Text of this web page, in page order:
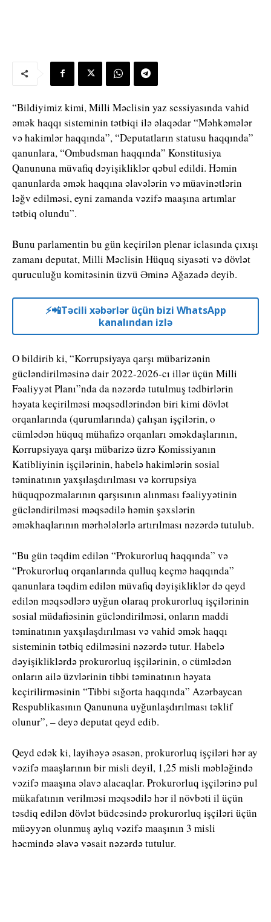
“Bildiyimiz kimi, Milli Məclisin yaz sessiyasında vahid
əmək haqqı sisteminin tətbiqi ilə əlaqədar “Məhkəmələr
və hakimlər haqqında”, “Deputatların statusu haqqında”
qanunlara, “Ombudsman haqqında” Konstitusiya
Qanununa müvafiq dəyişikliklər qəbul edildi. Həmin
qanunlarda əmək haqqına əlavələrin və müavinətlərin
ləğv edilməsi, eyni zamanda vəzifə maaşına artımlar
tətbiq olundu”.
Bunu parlamentin bu gün keçirilən plenar iclasında çıxışı
zamanı deputat, Milli Məclisin Hüquq siyasəti və dövlət
quruculuğu komitəsinin üzvü Əminə Ağazadə deyib.
⚡️📲Təcili xəbərlər üçün bizi WhatsApp
kanalından izlə
O bildirib ki, “Korrupsiyaya qarşı mübarizənin
gücləndirilməsinə dair 2022-2026-cı illər üçün Milli
Fəaliyyət Planı”nda da nəzərdə tutulmuş tədbirlərin
həyata keçirilməsi məqsədlərindən biri kimi dövlət
orqanlarında (qurumlarında) çalışan işçilərin, o
cümlədən hüquq mühafizə orqanları əməkdaşlarının,
Korrupsiyaya qarşı mübarizə üzrə Komissiyanın
Katibliyinin işçilərinin, habelə hakimlərin sosial
təminatının yaxşılaşdırılması və korrupsiya
hüquqpozmalarının qarşısının alınması fəaliyyətinin
gücləndirilməsi məqsədilə həmin şəxslərin
əməkhaqlarının mərhələlərlə artırılması nəzərdə tutulub.
“Bu gün təqdim edilən “Prokurorluq haqqında” və
“Prokurorluq orqanlarında qulluq keçmə haqqında”
qanunlara təqdim edilən müvafiq dəyişikliklər də qeyd
edilən məqsədlərə uyğun olaraq prokurorluq işçilərinin
sosial müdafiəsinin gücləndirilməsi, onların maddi
təminatının yaxşılaşdırılması və vahid əmək haqqı
sisteminin tətbiq edilməsini nəzərdə tutur. Habelə
dəyişikliklərdə prokurorluq işçilərinin, o cümlədən
onların ailə üzvlərinin tibbi təminatının həyata
keçirilirməsinin “Tibbi sığorta haqqında” Azərbaycan
Respublikasının Qanununa uyğunlaşdırılması təklif
olunur”, – deyə deputat qeyd edib.
Qeyd edək ki, layihəyə əsasən, prokurorluq işçiləri hər ay
vəzifə maaşlarının bir misli deyil, 1,25 misli məbləğində
vəzifə maaşına əlavə alacaqlar. Prokurorluq işçilərinə pul
mükafatının verilməsi məqsədilə hər il növbəti il üçün
təsdiq edilən dövlət büdcəsində prokurorluq işçiləri üçün
müəyyən olunmuş aylıq vəzifə maaşının 3 misli
həcmində əlavə vəsait nəzərdə tutulur.